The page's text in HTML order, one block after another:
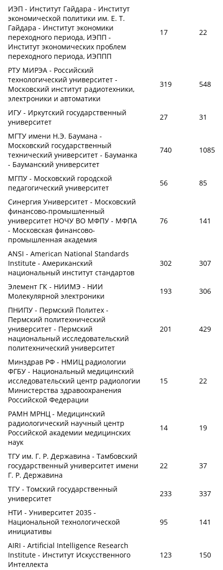
ИЭП - Институт Гайдара - Институт
экономической политики им. Е. Т.
Гайдара - Институт экономики
переходного периода, ИЭПП -
Институт экономических проблем
переходного периода, ИЭППП
17 22
РТУ МИРЭА - Российский
технологический университет -
Московский институт радиотехники,
электроники и автоматики
319 548
ИГУ - Иркутский государственный
университет
27
31
МГТУ имени Н.Э. Баумана -
Московский государственный
технический университет - Бауманка
- Бауманский университет
740 1085
МГПУ - Московский городской
педагогический университет
56
85
Синергия Университет - Московский
финансово-промышленный
университет НОЧУ ВО МФПУ - МФПА
- Московская финансово-
промышленная академия
76 141
ANSI - American National Standards
Institute - Американский
национальный институт стандартов
302 307
Элемент ГК - НИИМЭ - НИИ
Молекулярной электроники
193
306
ПНИПУ - Пермский Политех -
Пермский политехнический
университет - Пермский
национальный исследовательский
политехнический университет
201 429
Минздрав РФ - НМИЦ радиологии
ФГБУ - Национальный медицинский
исследовательский центр радиологии
Министерства здравоохранения
Российской Федерации
15 22
РАМН МРНЦ - Медицинский
радиологический научный центр
Российской академии медицинских
наук
14 19
ТГУ им. Г. Р. Державина - Тамбовский
государственный университет имени
Г. Р. Державина
22 37
ТГУ - Томский государственный
университет
233
337
НТИ - Университет 2035 -
Национальной технологической
инициативы
95 141
AIRI - Artificial Intelligence Research
Institute - Институт Искусственного
Интеллекта
123 150